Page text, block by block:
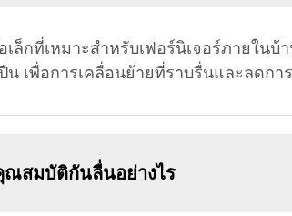
เล็กที่เหมาะสำหรับเฟอร์นิเจอร์ภายใน
เพื่อการเคลื่อนย้ายที่ราบรื่นและลดกา
สมบัติกันลื่นอย่างไร